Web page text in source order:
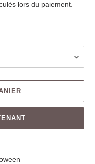
lors du paiement.